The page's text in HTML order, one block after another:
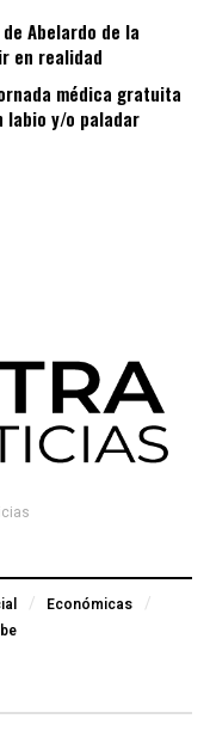
Abelardo de la
en realidad
médica gratuita
labio y/o paladar
Económicas